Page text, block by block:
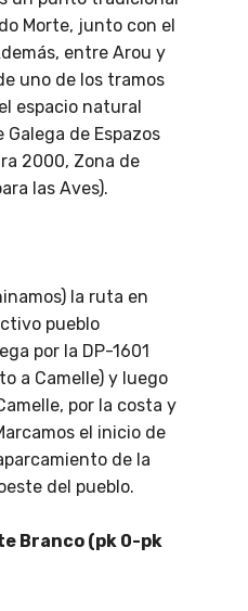
Morte, junto con el
entre Arou y
uno de los tramos
espacio natural
Galega de Espazos
2000, Zona de
las Aves).
la ruta en
pueblo
por la DP-1601
a Camelle) y luego
por la costa y
el inicio de
de la
del pueblo.
Branco (pk 0-pk